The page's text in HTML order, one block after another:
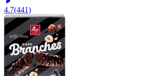
4.7(441)